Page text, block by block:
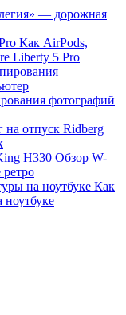
— дорожная
Как AirPods,
Liberty 5 Pro
фотографий
Ridberg
Обзор W-
Как
ноутбуке